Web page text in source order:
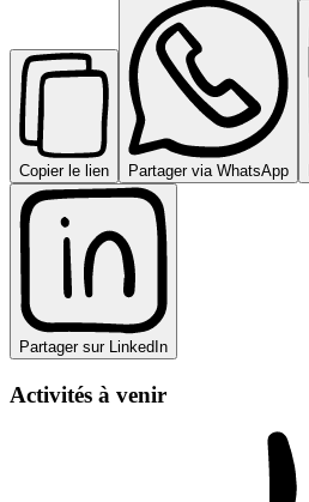
Copier le lien Partager via WhatsApp
Partager sur LinkedIn
Activités à venir